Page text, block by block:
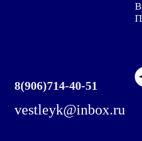
8(906)714-40-51
vestleyk@inbox.ru